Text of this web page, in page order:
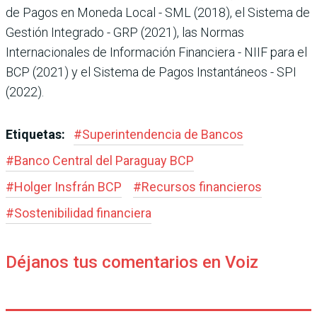
de Pagos en Moneda Local - SML (2018), el Sistema de
Gestión Integrado - GRP (2021), las Normas
Internacionales de Información Financiera - NIIF para el
BCP (2021) y el Sistema de Pagos Instantáneos - SPI
(2022).
Etiquetas: #Superintendencia de Bancos
#Banco Central del Paraguay BCP
#Holger Insfrán BCP #Recursos financieros
#Sostenibilidad financiera
Déjanos tus comentarios en Voiz